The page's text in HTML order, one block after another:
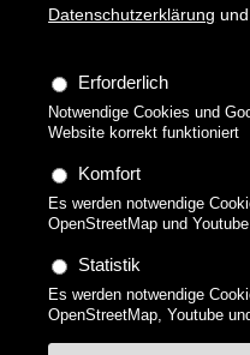
Shawarma
Copyright 2026
vorbehalten.
Datenschutzerklärung
Erforderlich
Notwendige Cookies und
Website korrekt funktioniert
Komfort
Es werden notwendige
OpenStreetMap und
Statistik
Es werden notwendige
OpenStreetMap, Youtube